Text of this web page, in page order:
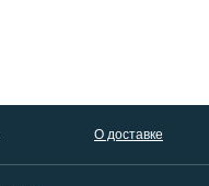
О доставке